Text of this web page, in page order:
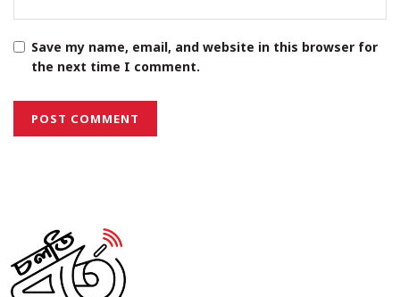
Save my name, email, and website in this browser for
the next time I comment.